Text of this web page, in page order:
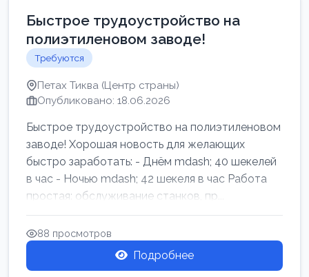
Быстрое трудоустройство на
полиэтиленовом заводе!
Требуются
Петах Тиква (Центр страны)
Опубликовано: 18.06.2026
Быстрое трудоустройство на полиэтиленовом
заводе! Хорошая новость для желающих
быстро заработать: - Днём mdash; 40 шекелей
в час - Ночью mdash; 42 шекеля в час Работа
простая: обслуживание станков, пр...
88 просмотров
Подробнее